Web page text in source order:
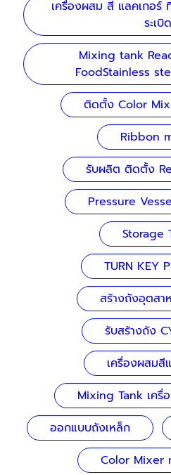
เครื่องผสม สี แลคเกอร์
ระเบิด
Mixing tank
FoodStainless
ติดตั้ง Color
Ribbon
รับผลิต ติดตั้ง
Pressure
Storage
TURN KEY
สร้างถังอุตสา
รับสร้างถัง
เครื่องผสมสี
Mixing Tank เค
ออกแบบถังเหล็ก
Color Mixer